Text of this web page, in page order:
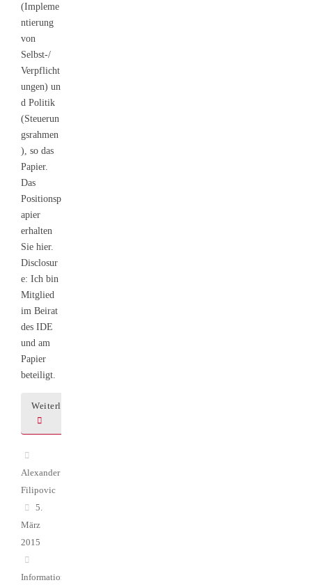
(Impleme
ntierung
von
Selbst‐/
Verpflicht
ungen) un
d Politik
(Steuerun
gsrahmen
), so das
Papier.
Das
Positionsp
apier
erhalten
Sie hier.
Disclosur
e: Ich bin
Mitglied
im Beirat
des IDE
und am
Papier
beteiligt.
Weiterlesen
Alexander
Filipovic
5.
März
2015
Informations-